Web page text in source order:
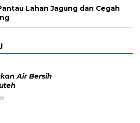
Lahan Jagung dan Cegah
Air Bersih